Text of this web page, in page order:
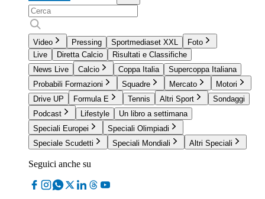
Video Pressing Sportmediaset XXL
Foto
Live
Diretta Calcio
Risultati e Classifiche
News Live
Calcio Coppa Italia
Supercoppa Italiana
Probabili Formazioni
Squadre Mercato
Motori
Drive UP
Formula E Tennis Altri Sport
Sondaggi
Podcast
Lifestyle
Un libro a settimana
Speciali Europei
Speciali Olimpiadi
Speciale Scudetti
Speciali Mondiali Altri Speciali
Seguici anche su